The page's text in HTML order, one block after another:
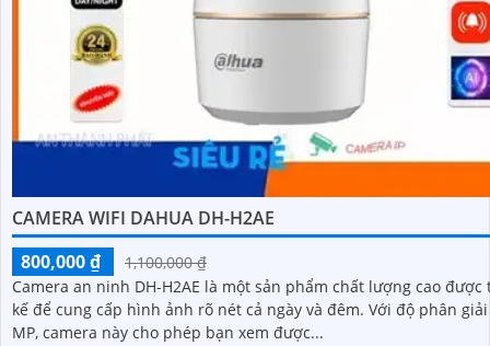
CAMERA WIFI DAHUA DH-H2AE
800,000 ₫
1,100,000 ₫
Camera an ninh DH-H2AE là một sản phẩm chất lượng cao được
kế để cung cấp hình ảnh rõ nét cả ngày và đêm. Với độ phân giải 2.0
MP, camera này cho phép bạn xem được...